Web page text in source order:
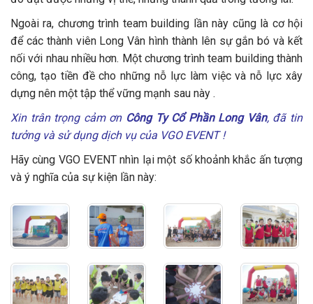
Ngoài ra, chương trình team building lần này cũng là cơ hội
để các thành viên Long Vân hình thành lên sự gắn bó và kết
nối với nhau nhiều hơn. Một chương trình team building thành
công, tạo tiền đề cho những nỗ lực làm việc và nỗ lực xây
dựng nên một tập thể vững mạnh sau này .
Xin trân trọng cảm ơn Công Ty Cổ Phần Long Vân, đã tin
tưởng và sử dụng dịch vụ của VGO EVENT !
Hãy cùng VGO EVENT nhìn lại một số khoảnh khắc ấn tượng
và ý nghĩa của sự kiện lần này: